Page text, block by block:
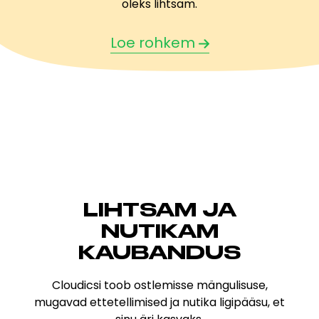
oleks lihtsam.
Loe rohkem
LIHTSAM JA
NUTIKAM
KAUBANDUS
Cloudicsi toob ostlemisse mängulisuse,
mugavad ettetellimised ja nutika ligipääsu, et